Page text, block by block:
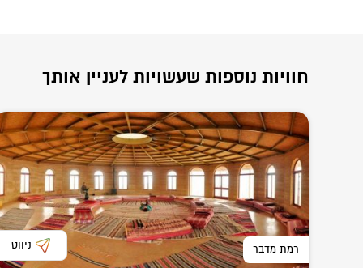
חוויות נוספות שעשויות לעניין אותך
רמת מדבר ניווט